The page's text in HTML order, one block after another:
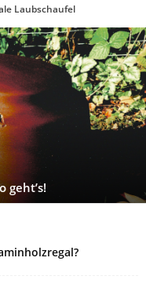
Laubschaufel
geht’s!